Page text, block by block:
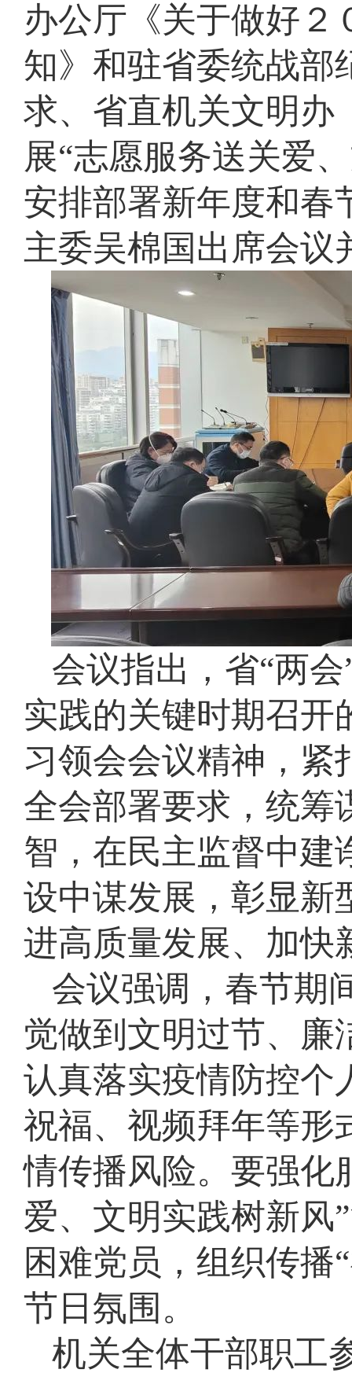
办公厅《关于做好２
知》和驻省委统战部
求、省直机关文明
展“志愿服务送关爱
安排部署新年度和春
主委吴棉国出席会议
会议指出，省“两
实践的关键时期召开
习领会会议精神，紧
全会部署要求，统筹
智，在民主监督中建
设中谋发展，彰显新
进高质量发展、加快
会议强调，春节期
觉做到文明过节、廉
认真落实疫情防控个
祝福、视频拜年等形
情传播风险。要强化
爱、文明实践树新风
困难党员，组织传播
节日氛围。
机关全体干部职工